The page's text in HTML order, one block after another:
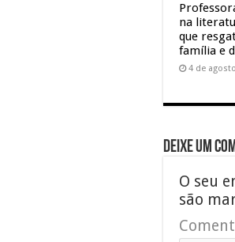
na
que
família e
4 de
Deixe um
O seu
são